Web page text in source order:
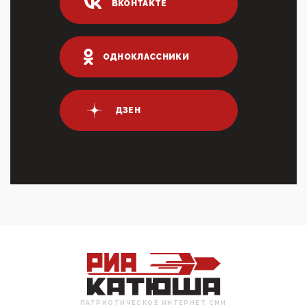
03:35, 10 Апреля 2026
крупных банках по итогам 2025 года превысило 63
млрд руб. ...
03:01, 10 Апреля 2026
что союзники просили Киев не наносить удары по
энергети...
01:54, 10 Апреля 2026
Сионистское правительство благосклонно
разрешило православным христианам провести
обряд Схождения Бл...
ВКОНТАКТЕ
ОДНОКЛАССНИКИ
ДЗЕН
ПАТРИОТИЧЕСКОЕ ИНТЕРНЕТ СМИ